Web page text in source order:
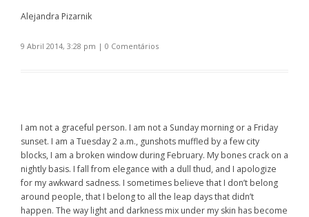
Alejandra Pizarnik
9 Abril 2014, 3:28 pm | 0 Comentários
I am not a graceful person. I am not a Sunday morning or a Friday
sunset. I am a Tuesday 2 a.m., gunshots muffled by a few city
blocks, I am a broken window during February. My bones crack on a
nightly basis. I fall from elegance with a dull thud, and I apologize
for my awkward sadness. I sometimes believe that I don’t belong
around people, that I belong to all the leap days that didn’t
happen. The way light and darkness mix under my skin has become